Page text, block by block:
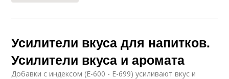
Усилители вкуса для напитков.
Усилители вкуса и аромата
Добавки с индексом (E-600 - E-699) усиливают вкус и